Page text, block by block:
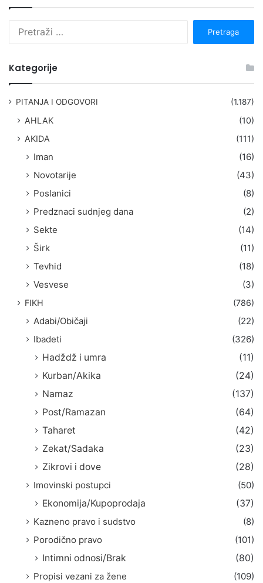
Kategorije
PITANJA I ODGOVORI (1.187)
AHLAK
(10)
AKIDA
(111)
Iman
(16)
Novotarije
(43)
Poslanici
(8)
Predznaci sudnjeg dana
(2)
Sekte
(14)
Širk
(11)
Tevhid
(18)
Vesvese
(3)
FIKH (786)
Adabi/Običaji
(22)
Ibadeti
(326)
Hadždž i umra
(11)
Kurban/Akika
(24)
Namaz
(137)
Post/Ramazan
(64)
Taharet
(42)
Zekat/Sadaka
(23)
Zikrovi i dove
(28)
Imovinski postupci
(50)
Ekonomija/Kupoprodaja
(37)
Kazneno pravo i sudstvo
(8)
Porodično pravo
(101)
Intimni odnosi/Brak
(80)
Propisi vezani za žene
(109)